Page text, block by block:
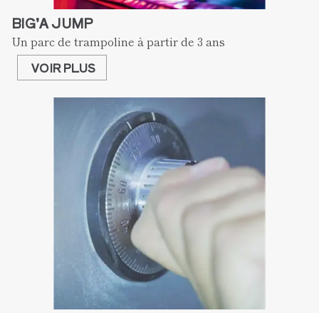
BIG’A JUMP
VOIR PLUS